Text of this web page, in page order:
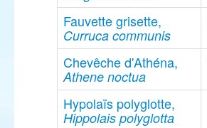
Fauvette grisette,
Curruca communis
Chevêche d'Athéna,
Athene noctua
Hypolaïs polyglotte,
Hippolais polyglotta